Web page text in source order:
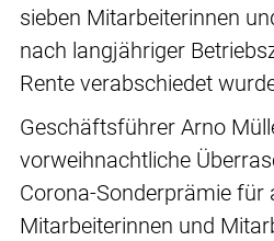
sieben Mitarbeiterinnen
nach langjähriger
Rente verabschiedet
Geschäftsführer Arno
vorweihnachtliche
Corona-Sonderprämie für
Mitarbeiterinnen und